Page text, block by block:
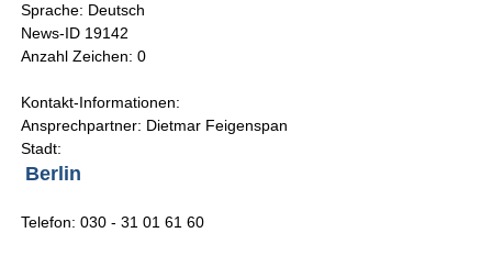
Sprache: Deutsch
News-ID 19142
Anzahl Zeichen: 0
Kontakt-Informationen:
Ansprechpartner: Dietmar Feigenspan
Stadt:
Berlin
Telefon: 030 - 31 01 61 60